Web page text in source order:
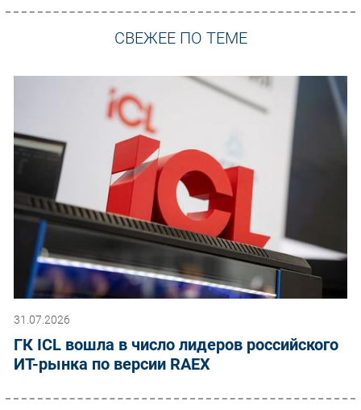
СВЕЖЕЕ ПО ТЕМЕ
31.07.2026
ГК ICL вошла в число лидеров российского
ИТ-рынка по версии RAEX